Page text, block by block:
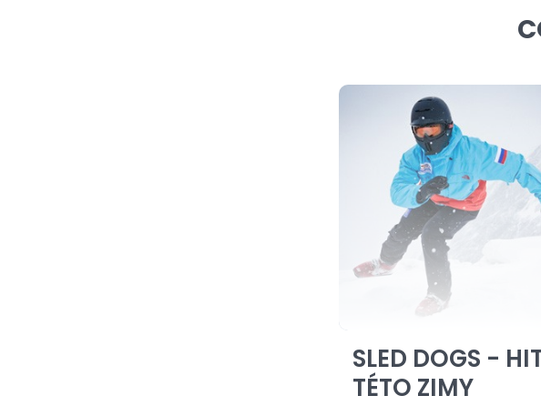
SLED DOGS -
TÉTO ZIMY